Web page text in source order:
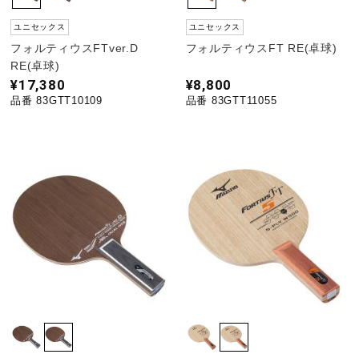
テニス／ソフトテニス
バドミントン
ユニセックス
フォルティウスFTver.D
RE(卓球)
¥17,380
品番 83GTT10109
ユニセックス
フォルティウスFT RE(卓球)
¥8,800
品番 83GTT11055